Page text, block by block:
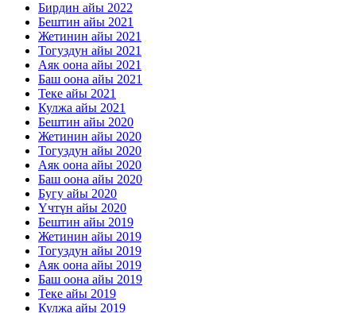
Бирдин айы 2022
Бештин айы 2021
Жетинин айы 2021
Тогуздун айы 2021
Аяк оона айы 2021
Баш оона айы 2021
Теке айы 2021
Кулжа айы 2021
Бештин айы 2020
Жетинин айы 2020
Тогуздун айы 2020
Аяк оона айы 2020
Баш оона айы 2020
Бугу айы 2020
Үчтүн айы 2020
Бештин айы 2019
Жетинин айы 2019
Тогуздун айы 2019
Аяк оона айы 2019
Баш оона айы 2019
Теке айы 2019
Кулжа айы 2019